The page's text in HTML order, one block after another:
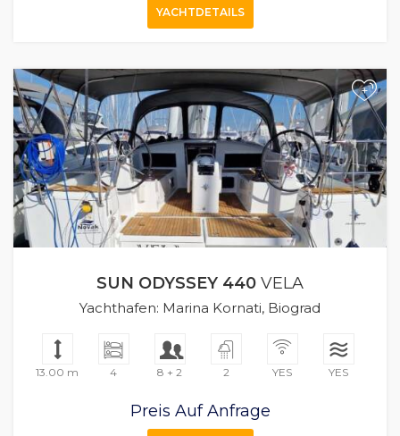
YACHTDETAILS
+
SUN ODYSSEY 440 VELA
Yachthafen: Marina Kornati, Biograd
13.00 m 4 8 + 2 2 YES YES
Preis Auf Anfrage